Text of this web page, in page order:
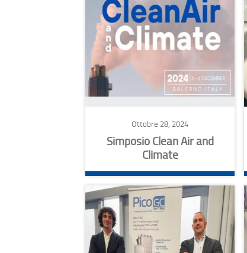
Ottobre 28, 2024
Simposio Clean Air and
Climate